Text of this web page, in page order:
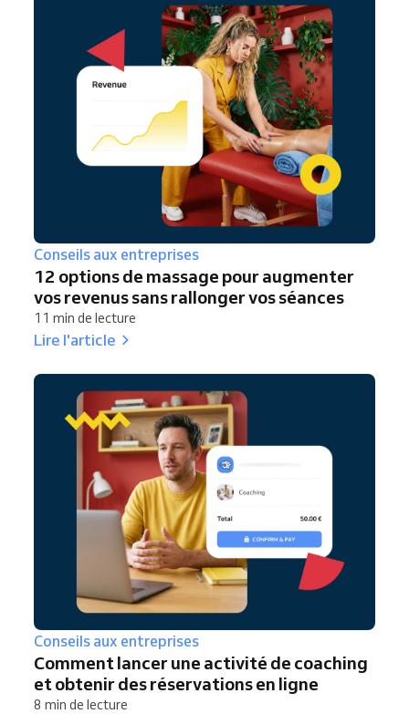
Conseils aux entreprises
12 options de massage pour augmenter
vos revenus sans rallonger vos séances
11 min de lecture
Lire l'article
Conseils aux entreprises
Comment lancer une activité de coaching
et obtenir des réservations en ligne
8 min de lecture